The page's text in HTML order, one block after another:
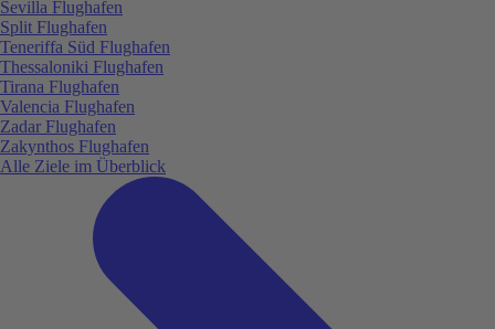
Sevilla Flughafen
Split Flughafen
Teneriffa Süd Flughafen
Thessaloniki Flughafen
Tirana Flughafen
Valencia Flughafen
Zadar Flughafen
Zakynthos Flughafen
Alle Ziele im Überblick